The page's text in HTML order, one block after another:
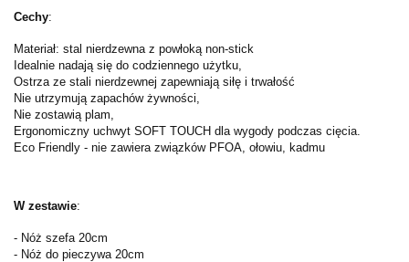
Cechy:
Materiał: stal nierdzewna z powłoką non-stick
Idealnie nadają się do codziennego użytku,
Ostrza ze stali nierdzewnej zapewniają siłę i trwałość
Nie utrzymują zapachów żywności,
Nie zostawią plam,
Ergonomiczny uchwyt SOFT TOUCH dla wygody podczas cięcia.
Eco Friendly - nie zawiera związków PFOA, ołowiu, kadmu
W zestawie:
- Nóż szefa 20cm
- Nóż do pieczywa 20cm